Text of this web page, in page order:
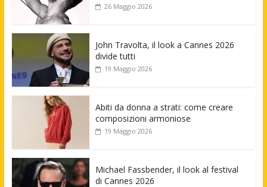
26 Maggio 2026
John Travolta, il look a Cannes 2026
divide tutti
19 Maggio 2026
Abiti da donna a strati: come creare
composizioni armoniose
19 Maggio 2026
Michael Fassbender, il look al festival
di Cannes 2026